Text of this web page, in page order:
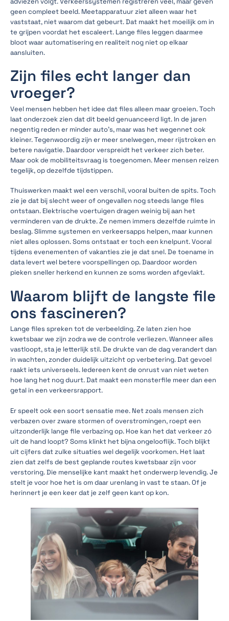
geen compleet beeld. Meetapparatuur ziet alleen waar het
vaststaat, niet waarom dat gebeurt. Dat maakt het moeilijk om in
te grijpen voordat het escaleert. Lange files leggen daarmee
bloot waar automatisering en realiteit nog niet op elkaar
aansluiten.
Zijn files echt langer dan
vroeger?
Veel mensen hebben het idee dat files alleen maar groeien. Toch
laat onderzoek zien dat dit beeld genuanceerd ligt. In de jaren
negentig reden er minder auto's, maar was het wegennet ook
kleiner. Tegenwoordig zijn er meer snelwegen, meer rijstroken en
betere navigatie. Daardoor verspreidt het verkeer zich beter.
Maar ook de mobiliteitsvraag is toegenomen. Meer mensen reizen
tegelijk, op dezelfde tijdstippen.
Thuiswerken maakt wel een verschil, vooral buiten de spits. Toch
zie je dat bij slecht weer of ongevallen nog steeds lange files
ontstaan. Elektrische voertuigen dragen weinig bij aan het
verminderen van de drukte. Ze nemen immers dezelfde ruimte in
beslag. Slimme systemen en verkeersapps helpen, maar kunnen
niet alles oplossen. Soms ontstaat er toch een knelpunt. Vooral
tijdens evenementen of vakanties zie je dat snel. De toename in
data levert wel betere voorspellingen op. Daardoor worden
pieken sneller herkend en kunnen ze soms worden afgevlakt.
Waarom blijft de langste file
ons fascineren?
Lange files spreken tot de verbeelding. Ze laten zien hoe
kwetsbaar we zijn zodra we de controle verliezen. Wanneer alles
vastloopt, sta je letterlijk stil. De drukte van de dag verandert dan
in wachten, zonder duidelijk uitzicht op verbetering. Dat gevoel
raakt iets universeels. Iedereen kent de onrust van niet weten
hoe lang het nog duurt. Dat maakt een monsterfile meer dan een
getal in een verkeersrapport.
Er speelt ook een soort sensatie mee. Net zoals mensen zich
verbazen over zware stormen of overstromingen, roept een
uitzonderlijk lange file verbazing op. Hoe kan het dat verkeer zó
uit de hand loopt? Soms klinkt het bijna ongelooflijk. Toch blijkt
uit cijfers dat zulke situaties wel degelijk voorkomen. Het laat
zien dat zelfs de best geplande routes kwetsbaar zijn voor
verstoring. Die menselijke kant maakt het onderwerp levendig. Je
stelt je voor hoe het is om daar urenlang in vast te staan. Of je
herinnert je een keer dat je zelf geen kant op kon.